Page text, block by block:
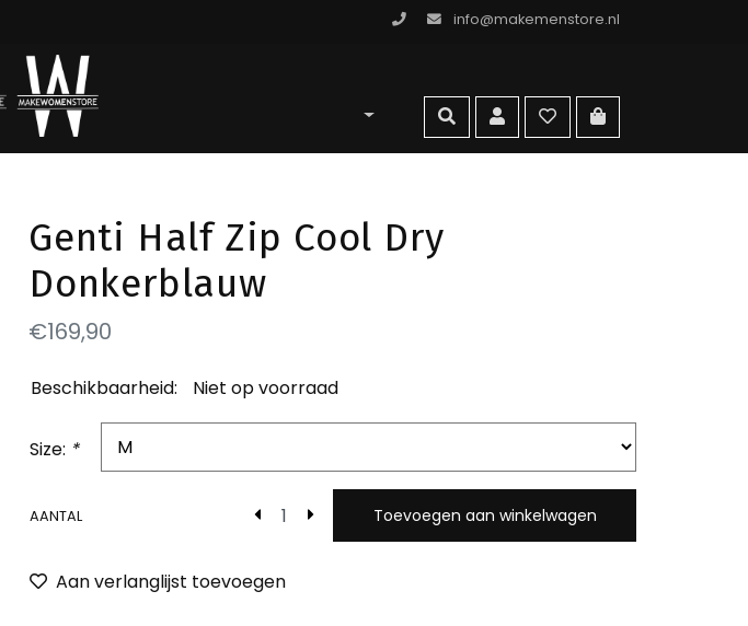
info@makemenstore.nl
ga naar de men store
zoekenaccountwishlistga naar
Genti Half Zip Cool Dry
Donkerblauw
€169,90
Beschikbaarheid: Niet op voorraad
Size: *
AANTAL Toevoegen aan winkelwagen
Aan verlanglijst toevoegen